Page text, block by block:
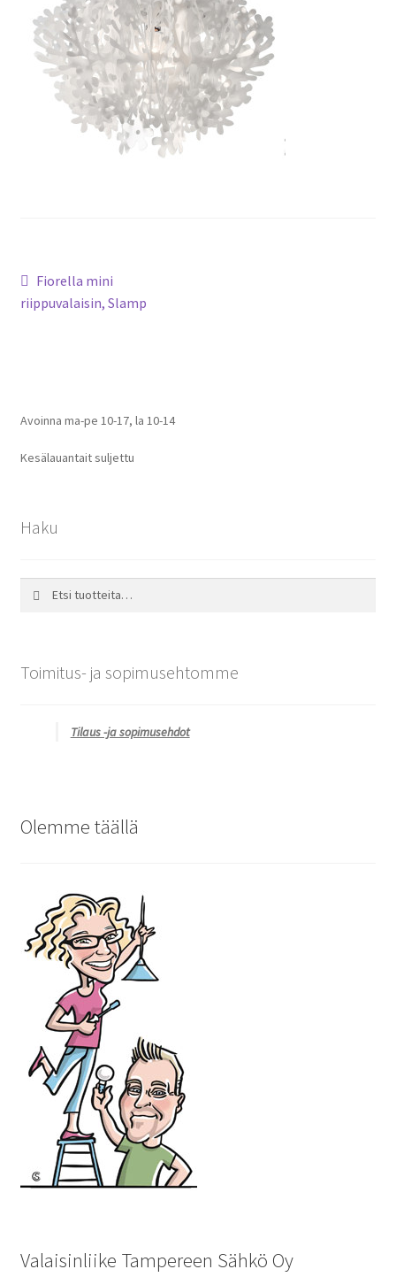
Artikkelien
selaus
Edellinen
artikkeli
Fiorella mini
riippuvalaisin, Slamp
Avoinna ma-pe 10-17, la 10-14
Kesälauantait suljettu
Haku
Toimitus- ja sopimusehtomme
Tilaus -ja sopimusehdot
Olemme täällä
Valaisinliike Tampereen Sähkö Oy